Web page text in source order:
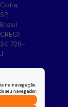
na navegação.
seu navegador.
Cotia,
SP,
Brasil
CRECI:
34.726-
J